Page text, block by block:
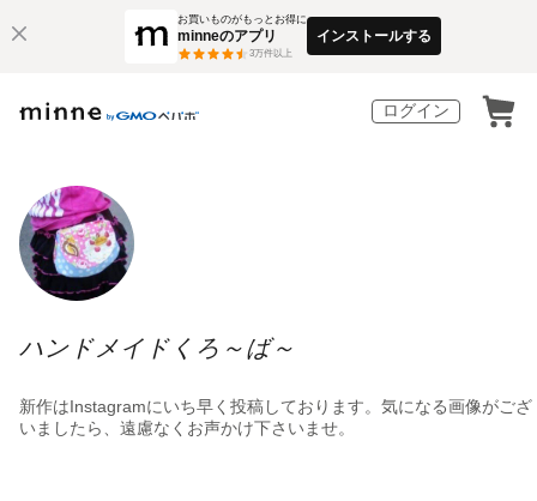
お買いものがもっとお得に
minneのアプリ
3万件以上
インストールする
ログイン
ハンドメイドくろ～ば～
新作はInstagramにいち早く投稿しております。気になる画像がござ
いましたら、遠慮なくお声かけ下さいませ。